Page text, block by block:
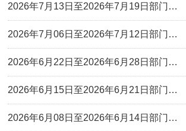
2026年7月13日至2026年7月19日部门…
2026年7月06日至2026年7月12日部门…
2026年6月22日至2026年6月28日部门…
2026年6月15日至2026年6月21日部门…
2026年6月08日至2026年6月14日部门…